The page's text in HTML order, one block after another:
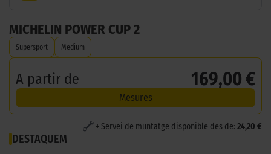
MICHELIN POWER CUP 2
Supersport Medium
A partir de 169,00 €
Mesures
+ Servei de muntatge disponible des de: 24,20 €
DESTAQUEM